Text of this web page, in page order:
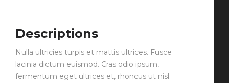
Descriptions
Nulla ultricies turpis et mattis ultrices. Fusce
lacinia dictum euismod. Cras odio ipsum,
fermentum eget ultrices et, rhoncus ut nisl.
INSTITUCIONAL
PRODUTOS